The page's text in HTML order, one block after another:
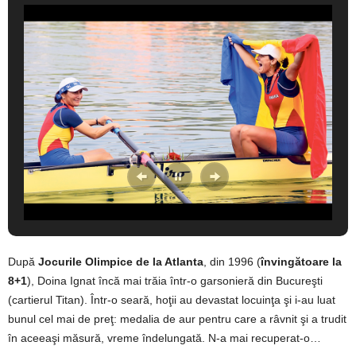
După Jocurile Olimpice de la Atlanta , din 1996 (învingătoare la
8+1), Doina Ignat încă mai trăia într-o garsonieră din Bucureşti
(cartierul Titan). Într-o seară, hoţii au devastat locuinţa şi i-au luat
bunul cel mai de preţ: medalia de aur pentru care a râvnit şi a trudit
în aceeaşi măsură, vreme îndelungată. N-a mai recuperat-o…